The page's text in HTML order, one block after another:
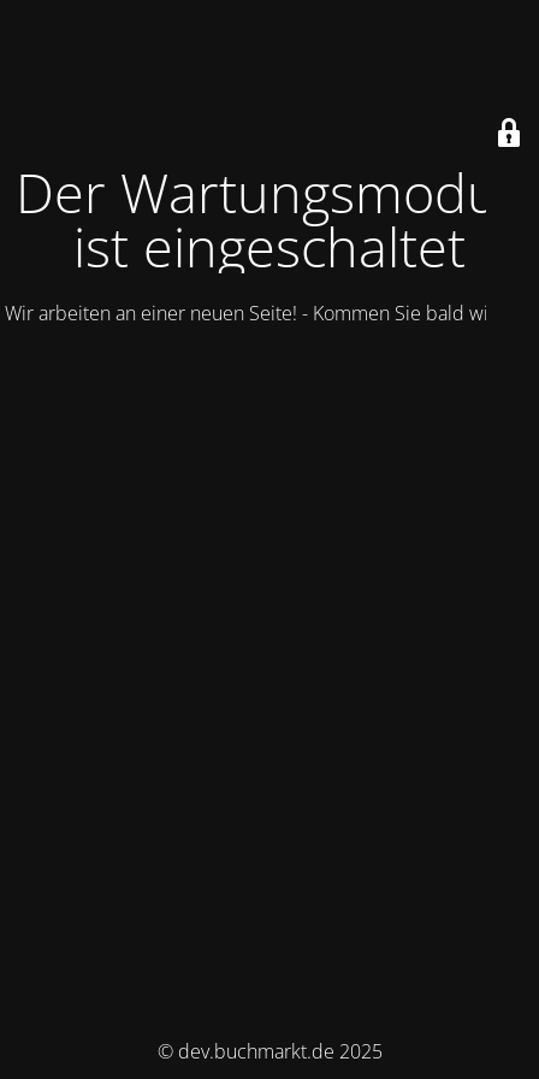
Der Wartungsmodus
ist eingeschaltet
Wir arbeiten an einer neuen Seite! - Kommen Sie bald wieder.
© dev.buchmarkt.de 2025